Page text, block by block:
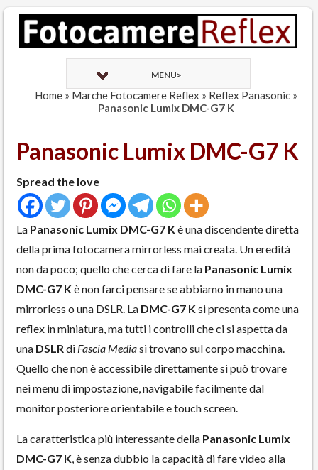
MENU>
Home » Marche Fotocamere Reflex » Reflex Panasonic »
Panasonic Lumix DMC-G7 K
Panasonic Lumix DMC-G7 K
Spread the love
La Panasonic Lumix DMC-G7 Kè una discendente diretta
della prima fotocamera mirrorless mai creata. Un eredità
non da poco; quello che cerca di fare la Panasonic Lumix
DMC-G7 Kè non farci pensare se abbiamo in mano una
mirrorless o una DSLR. La DMC-G7 Ksi presenta come una
reflex in miniatura, ma tutti i controlli che ci si aspetta da
una DSLR di Fascia Mediasi trovano sul corpo macchina.
Quello che non è accessibile direttamente si può trovare
nei menu di impostazione, navigabile facilmente dal
monitor posteriore orientabile e touch screen.
La caratteristica più interessante della Panasonic Lumix
DMC-G7 K , è senza dubbio la capacità di fare video alla